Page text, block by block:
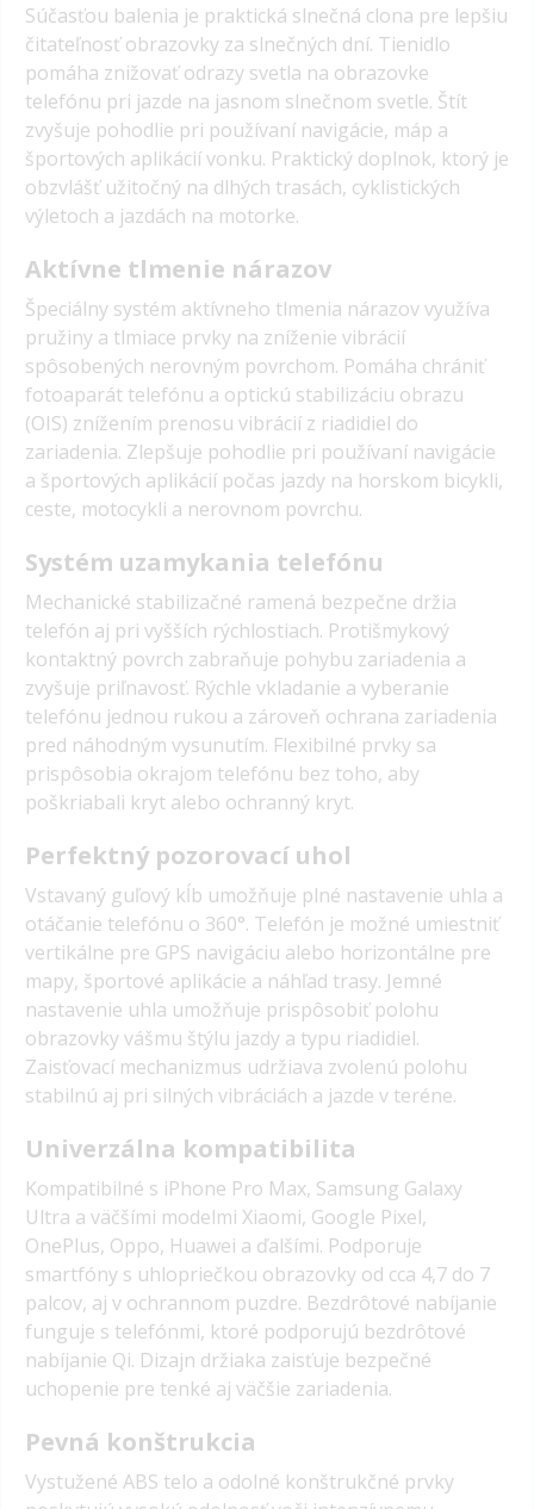
Súčasťou balenia je praktická slnečná clona pre lepšiu
čitateľnosť obrazovky za slnečných dní. Tienidlo
pomáha znižovať odrazy svetla na obrazovke
telefónu pri jazde na jasnom slnečnom svetle. Štít
zvyšuje pohodlie pri používaní navigácie, máp a
športových aplikácií vonku. Praktický doplnok, ktorý je
obzvlášť užitočný na dlhých trasách, cyklistických
výletoch a jazdách na motorke.
Aktívne tlmenie nárazov
Špeciálny systém aktívneho tlmenia nárazov využíva
pružiny a tlmiace prvky na zníženie vibrácií
spôsobených nerovným povrchom. Pomáha chrániť
fotoaparát telefónu a optickú stabilizáciu obrazu
(OIS) znížením prenosu vibrácií z riadidiel do
zariadenia. Zlepšuje pohodlie pri používaní navigácie
a športových aplikácií počas jazdy na horskom bicykli,
ceste, motocykli a nerovnom povrchu.
Systém uzamykania telefónu
Mechanické stabilizačné ramená bezpečne držia
telefón aj pri vyšších rýchlostiach. Protišmykový
kontaktný povrch zabraňuje pohybu zariadenia a
zvyšuje priľnavosť. Rýchle vkladanie a vyberanie
telefónu jednou rukou a zároveň ochrana zariadenia
pred náhodným vysunutím. Flexibilné prvky sa
prispôsobia okrajom telefónu bez toho, aby
poškriabali kryt alebo ochranný kryt.
Perfektný pozorovací uhol
Vstavaný guľový kĺb umožňuje plné nastavenie uhla a
otáčanie telefónu o 360°. Telefón je možné umiestniť
vertikálne pre GPS navigáciu alebo horizontálne pre
mapy, športové aplikácie a náhľad trasy. Jemné
nastavenie uhla umožňuje prispôsobiť polohu
obrazovky vášmu štýlu jazdy a typu riadidiel.
Zaisťovací mechanizmus udržiava zvolenú polohu
stabilnú aj pri silných vibráciách a jazde v teréne.
Univerzálna kompatibilita
Kompatibilné s iPhone Pro Max, Samsung Galaxy
Ultra a väčšími modelmi Xiaomi, Google Pixel,
OnePlus, Oppo, Huawei a ďalšími. Podporuje
smartfóny s uhlopriečkou obrazovky od cca 4,7 do 7
palcov, aj v ochrannom puzdre. Bezdrôtové nabíjanie
funguje s telefónmi, ktoré podporujú bezdrôtové
nabíjanie Qi. Dizajn držiaka zaisťuje bezpečné
uchopenie pre tenké aj väčšie zariadenia.
Pevná konštrukcia
Vystužené ABS telo a odolné konštrukčné prvky